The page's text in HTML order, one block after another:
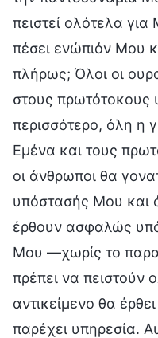
πειστεί ολότελα
πέσει ενώπιόν Μου
πλήρως; Όλοι οι
στους πρωτότοκους
περισσότερο, όλη η
Εμένα και τους
οι άνθρωποι θα
υπόστασής Μου και
έρθουν ασφαλώς
Μου —χωρίς το
πρέπει να πειστούν
αντικείμενο θα
παρέχει υπηρεσία.